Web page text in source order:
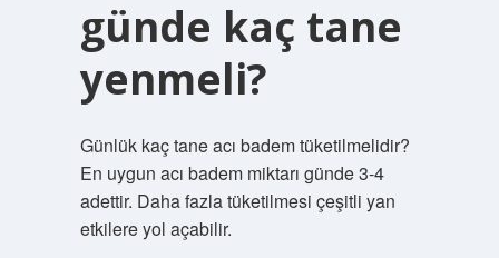
günde kaç tane
yenmeli?
Günlük kaç tane acı badem tüketilmelidir?
En uygun acı badem miktarı günde 3-4
adettir. Daha fazla tüketilmesi çeşitli yan
etkilere yol açabilir.